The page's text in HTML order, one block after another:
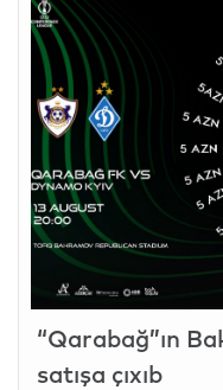
“Qarabağ”ın
satışa çıxıb